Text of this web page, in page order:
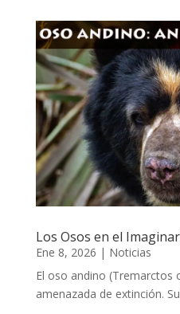
Los Osos en el
Ene 8, 2026 | Noticias
El oso andino (Tremarctos
amenazada de extinción.